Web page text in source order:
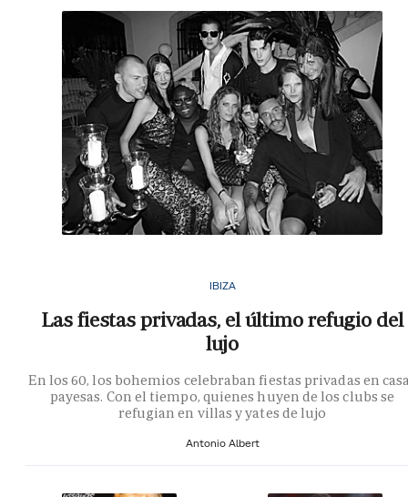
IBIZA
Las fiestas privadas, el último refugio del
lujo
En los 60, los bohemios celebraban fiestas privadas en
payesas. Con el tiempo, quienes huyen de los clubs se
refugian en villas y yates de lujo
Antonio Albert